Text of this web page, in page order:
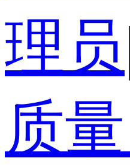
理员
质